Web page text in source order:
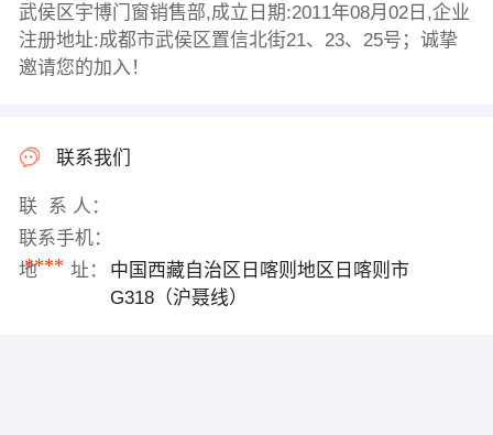
武侯区宇博门窗销售部,成立日期:2011年08月02日,企业
注册地址:成都市武侯区置信北街21、23、25号；诚挚
邀请您的加入！
联系我们
联 系 人：
联系手机：
****
地 址：
中国西藏自治区日喀则地区日喀则市
G318（沪聂线）